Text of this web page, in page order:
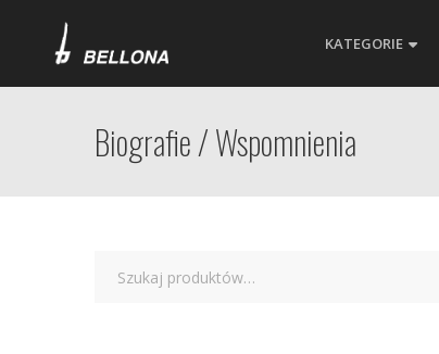
KATEGORIE
Biografie / Wspomnienia